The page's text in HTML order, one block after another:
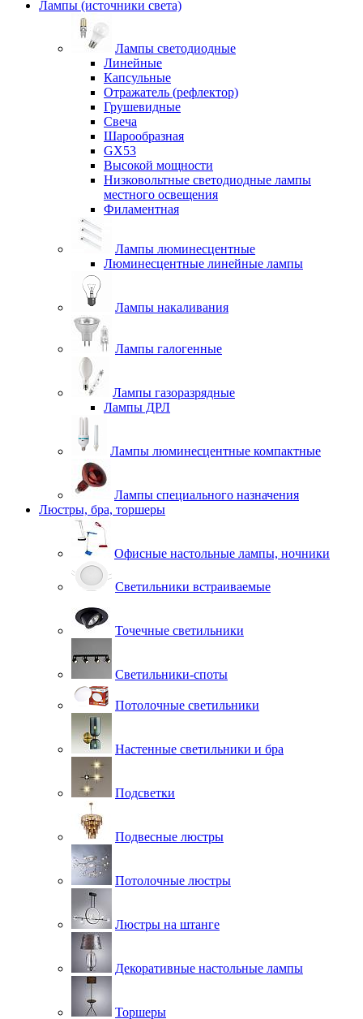
Лампы (источники света)
Лампы светодиодные
Линейные
Капсульные
Отражатель (рефлектор)
Грушевидные
Свеча
Шарообразная
GX53
Высокой мощности
Низковольтные светодиодные лампы
местного освещения
Филаментная
Лампы люминесцентные
Люминесцентные линейные лампы
Лампы накаливания
Лампы галогенные
Лампы газоразрядные
Лампы ДРЛ
Лампы люминесцентные компактные
Лампы специального назначения
Люстры, бра, торшеры
Офисные настольные лампы, ночники
Светильники встраиваемые
Точечные светильники
Светильники-споты
Потолочные светильники
Настенные светильники и бра
Подсветки
Подвесные люстры
Потолочные люстры
Люстры на штанге
Декоративные настольные лампы
Торшеры